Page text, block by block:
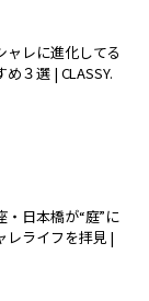
ャレに進化してる
３選 | CLASSY.
・日本橋が“庭”に
レライフを拝見 |